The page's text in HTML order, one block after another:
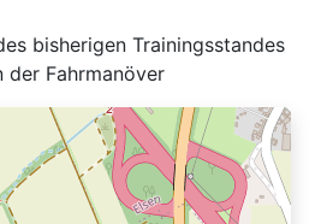
bisherigen Trainingsstandes
Fahrmanöver